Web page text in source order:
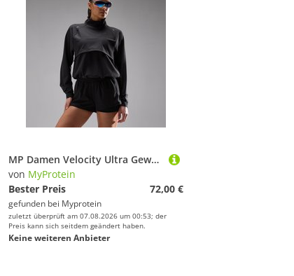
MP Damen Velocity Ultra Gewebte Jacke - Schwarz - M
von MyProtein
Bester Preis
72,00 €
gefunden bei Myprotein
zuletzt überprüft am 07.08.2026 um 00:53; der
Preis kann sich seitdem geändert haben.
Keine weiteren Anbieter